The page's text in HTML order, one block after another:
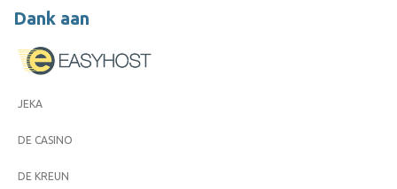
Dank aan
JEKA
DE CASINO
DE KREUN